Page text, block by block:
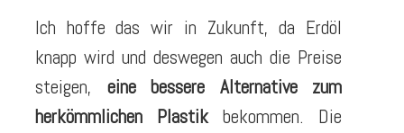
Ich hoffe das wir in Zukunft, da Erdöl
knapp wird und deswegen auch die Preise
steigen, eine bessere Alternative zum
herkömmlichen Plastikbekommen. Die